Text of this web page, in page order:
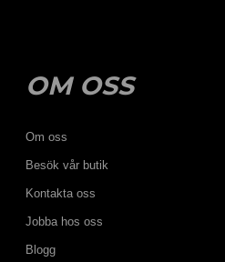
OM OSS
Om oss
Besök vår butik
Kontakta oss
Jobba hos oss
Blogg